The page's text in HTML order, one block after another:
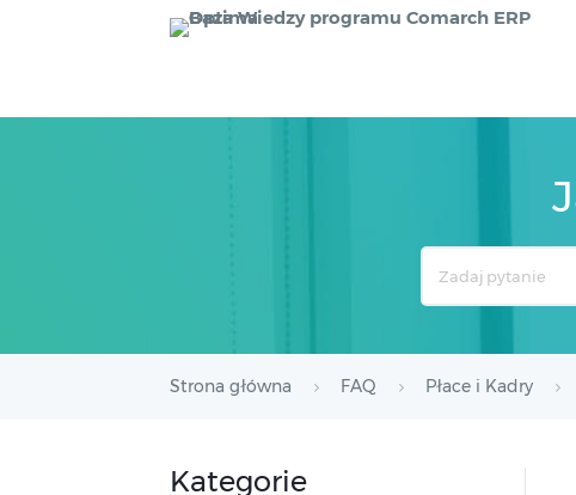
Strona główna FAQ Płace i Kadry
Kategorie